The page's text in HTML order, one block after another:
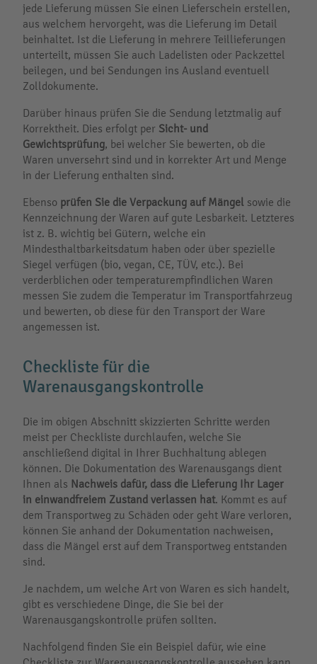
jede Lieferung müssen Sie einen Lieferschein erstellen,
aus welchem hervorgeht, was die Lieferung im Detail
beinhaltet. Ist die Lieferung in mehrere Teillieferungen
unterteilt, müssen Sie auch Ladelisten oder Packzettel
beilegen, und bei Sendungen ins Ausland eventuell
Zolldokumente.
Darüber hinaus prüfen Sie die Sendung letztmalig auf
Korrektheit. Dies erfolgt per Sicht- und
Gewichtsprüfung, bei welcher Sie bewerten, ob die
Waren unversehrt sind und in korrekter Art und Menge
in der Lieferung enthalten sind.
Ebenso prüfen Sie die Verpackung auf Mängel sowie die
Kennzeichnung der Waren auf gute Lesbarkeit. Letzteres
ist z. B. wichtig bei Gütern, welche ein
Mindesthaltbarkeitsdatum haben oder über spezielle
Siegel verfügen (bio, vegan, CE, TÜV, etc.). Bei
verderblichen oder temperaturempfindlichen Waren
messen Sie zudem die Temperatur im Transportfahrzeug
und bewerten, ob diese für den Transport der Ware
angemessen ist.
Checkliste für die
Warenausgangskontrolle
Die im obigen Abschnitt skizzierten Schritte werden
meist per Checkliste durchlaufen, welche Sie
anschließend digital in Ihrer Buchhaltung ablegen
können. Die Dokumentation des Warenausgangs dient
Ihnen als Nachweis dafür, dass die Lieferung Ihr Lager
in einwandfreiem Zustand verlassen hat. Kommt es auf
dem Transportweg zu Schäden oder geht Ware verloren,
können Sie anhand der Dokumentation nachweisen,
dass die Mängel erst auf dem Transportweg entstanden
sind.
Je nachdem, um welche Art von Waren es sich handelt,
gibt es verschiedene Dinge, die Sie bei der
Warenausgangskontrolle prüfen sollten.
Nachfolgend finden Sie ein Beispiel dafür, wie eine